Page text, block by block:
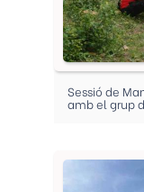
Sessió de
amb el grup